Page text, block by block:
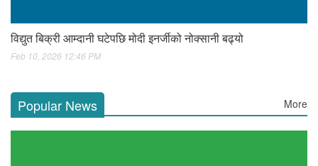
विद्युत बिक्री आम्दानी घटेपछि मोदी इनर्जीको नोक्सानी बढ्यो
Feb 10, 2026 12:46 PM
Popular News More